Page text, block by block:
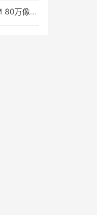
/用户手册下载